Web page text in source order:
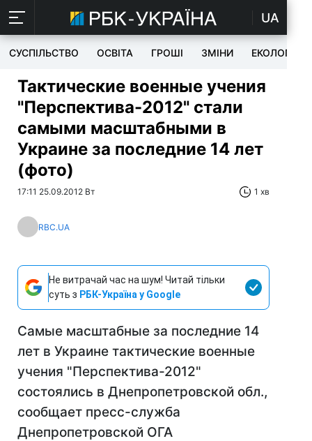
UA
СУСПІЛЬСТВО ОСВІТА ГРОШІ ЗМІНИ ЕКОЛОГІЯ
Тактические военные учения
"Перспектива-2012" стали
самыми масштабными в
Украине за последние 14 лет
(фото)
17:11 25.09.2012 Вт 1 хв
RBC.UA
Не витрачай час на шум! Читай тільки
суть з РБК-Україна у Google
Самые масштабные за последние 14
лет в Украине тактические военные
учения "Перспектива-2012"
состоялись в Днепропетровской обл.,
сообщает пресс-служба
Днепропетровской ОГА